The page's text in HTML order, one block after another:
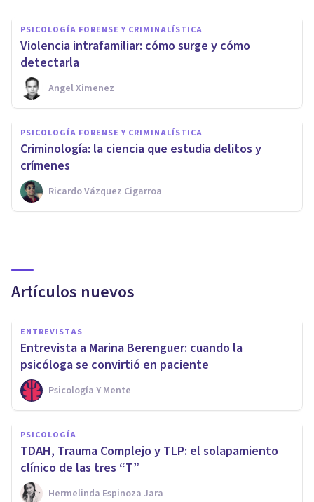
PSICOLOGÍA FORENSE Y CRIMINALÍSTICA
Violencia intrafamiliar: cómo surge y cómo
detectarla
Angel Ximenez
PSICOLOGÍA FORENSE Y CRIMINALÍSTICA
Criminología: la ciencia que estudia delitos y
crímenes
Ricardo Vázquez Cigarroa
Artículos nuevos
ENTREVISTAS
Entrevista a Marina Berenguer: cuando la
psicóloga se convirtió en paciente
Psicología Y Mente
PSICOLOGÍA
TDAH, Trauma Complejo y TLP: el solapamiento
clínico de las tres “T”
Hermelinda Espinoza Jara